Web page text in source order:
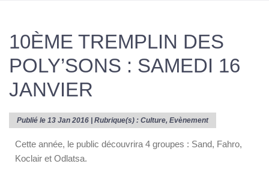
10ÈME TREMPLIN DES
POLY’SONS : SAMEDI 16
JANVIER
Publié le 13 Jan 2016 | Rubrique(s) : Culture, Evènement
Cette année, le public découvrira 4 groupes : Sand, Fahro,
Koclair et Odlatsa.